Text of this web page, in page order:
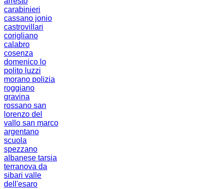
carabinieri
cassano jonio
castrovillari
corigliano
calabro
cosenza
domenico lo
polito luzzi
morano polizia
roggiano
gravina
rossano san
lorenzo del
vallo san marco
argentano
scuola
spezzano
albanese tarsia
terranova da
sibari valle
dell'esaro